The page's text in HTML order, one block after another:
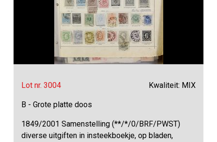
Lot nr. 3004 Kwaliteit: MIX
B - Grote platte doos
1849/2001 Samenstelling (**/*/0/BRF/PWST)
diverse uitgiften in insteekboekje, op bladen,